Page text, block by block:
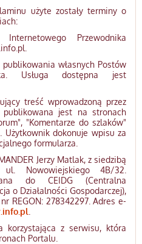
użyte zostały terminy o
Przewodnika
własnych Postów
Usługa dostępna jest
treść wprowadzoną przez
publikowana jest na stronach
"Komentarze do szlaków"
Użytkownik dokonuje wpisu za
formularza.
Jerzy Matlak, z siedzibą
ul. Nowowiejskiego 4B/32.
do CEIDG (Centralna
o Działalności Gospodarczej),
REGON: 278342297. Adres e-
korzystająca z serwisu, która
Portalu.